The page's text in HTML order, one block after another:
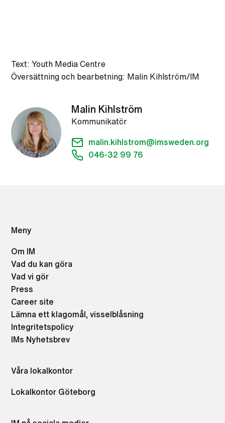
Text: Youth Media Centre
Översättning och bearbetning: Malin Kihlström/IM
Malin Kihlström
Kommunikatör
malin.kihlstrom@imsweden.org
046-32 99 76
Meny
Om IM
Vad du kan göra
Vad vi gör
Press
Career site
Lämna ett klagomål, visselblåsning
Integritetspolicy
IMs Nyhetsbrev
Våra lokalkontor
Lokalkontor Göteborg